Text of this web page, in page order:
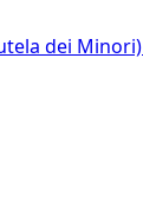
dei Minori)